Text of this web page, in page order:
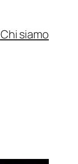
Chi siamo